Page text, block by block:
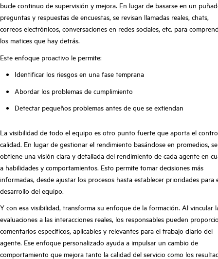
bucle continuo de supervisión y mejora. En lugar de basarse en un
preguntas y respuestas de encuestas, se revisan llamadas reales, chats,
correos electrónicos, conversaciones en redes sociales, etc. para
los matices que hay detrás.
Este enfoque proactivo le permite:
Identificar los riesgos en una fase temprana
Abordar los problemas de cumplimiento
Detectar pequeños problemas antes de que se extiendan
La visibilidad de todo el equipo es otro punto fuerte que aporta el
calidad. En lugar de gestionar el rendimiento basándose en promedios, se
obtiene una visión clara y detallada del rendimiento de cada agente en
a habilidades y comportamientos. Esto permite tomar decisiones más
informadas, desde ajustar los procesos hasta establecer prioridades para
desarrollo del equipo.
Y con esa visibilidad, transforma su enfoque de la formación. Al vincular
evaluaciones a las interacciones reales, los responsables pueden
comentarios específicos, aplicables y relevantes para el trabajo diario del
agente. Ese enfoque personalizado ayuda a impulsar un cambio de
comportamiento que mejora tanto la calidad del servicio como los